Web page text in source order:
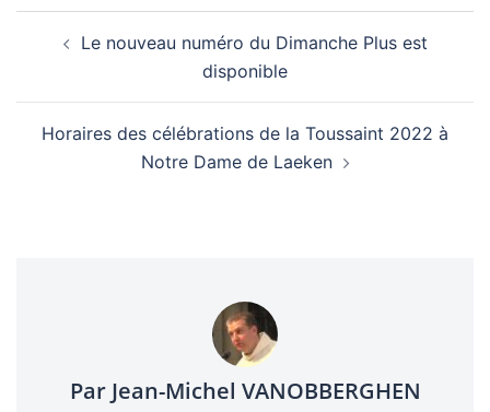
d’articleLe nouveau numéro du Dimanche Plus est
disponible
Horaires des célébrations de la Toussaint 2022 à
Notre Dame de Laeken
Par Jean-Michel VANOBBERGHEN